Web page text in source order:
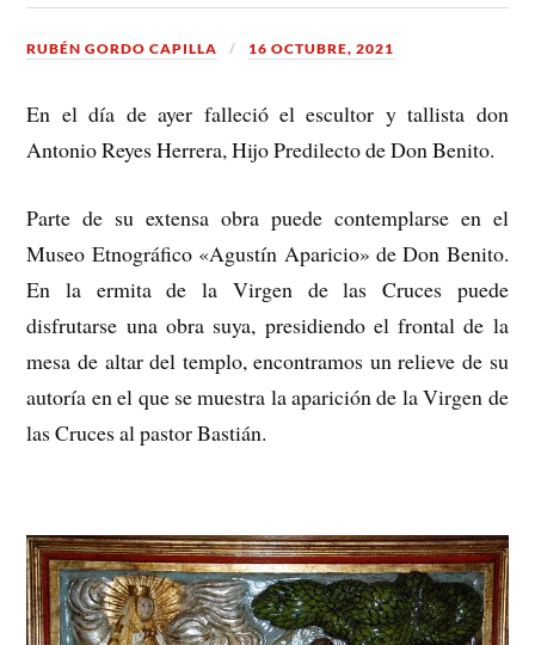
RUBÉN GORDO CAPILLA 16 OCTUBRE, 2021
En el día de ayer falleció el escultor y tallista don
Antonio Reyes Herrera, Hijo Predilecto de Don Benito.
Parte de su extensa obra puede contemplarse en el
Museo Etnográfico «Agustín Aparicio» de Don Benito.
En la ermita de la Virgen de las Cruces puede
disfrutarse una obra suya, presidiendo el frontal de la
mesa de altar del templo, encontramos un relieve de su
autoría en el que se muestra la aparición de la Virgen de
las Cruces al pastor Bastián.